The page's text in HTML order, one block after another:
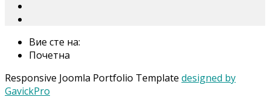
Вие сте на:
Почетна
Responsive Joomla Portfolio Template designed by
GavickPro